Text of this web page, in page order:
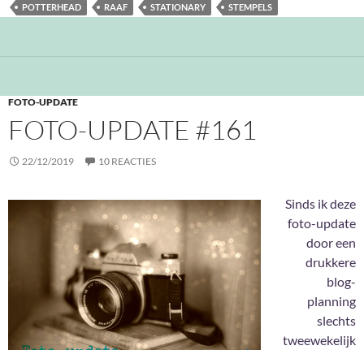
POTTERHEAD
RAAF STATIONARY STEMPELS
FOTO-UPDATE
FOTO-UPDATE #161
22/12/2019 10 REACTIES
Sinds ik deze
foto-update
door een
drukkere
blog-
planning
slechts
tweewekelijk